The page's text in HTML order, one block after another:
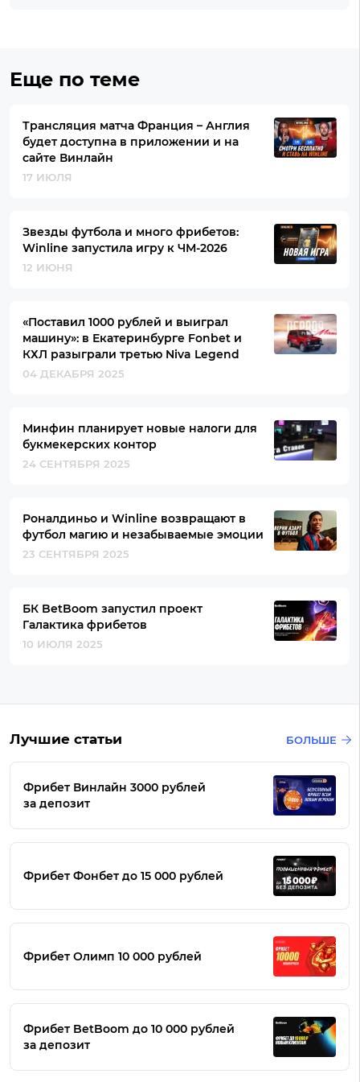
Еще по теме
Трансляция матча Франция – Англия
будет доступна в приложении и на
сайте Винлайн
17 ИЮЛЯ
Звезды футбола и много фрибетов:
Winline запустила игру к ЧМ-2026
12 ИЮНЯ
«Поставил 1000 рублей и выиграл
машину»: в Екатеринбурге Fonbet и
КХЛ разыграли третью Niva Legend
04 ДЕКАБРЯ 2025
Минфин планирует новые налоги для
букмекерских контор
24 СЕНТЯБРЯ 2025
Роналдиньо и Winline возвращают в
футбол магию и незабываемые эмоции
23 СЕНТЯБРЯ 2025
БК BetBoom запустил проект
Галактика фрибетов
10 ИЮЛЯ 2025
Лучшие статьи БОЛЬШЕ
Фрибет Винлайн 3000 рублей
за депозит
Фрибет Фонбет до 15 000 рублей
Фрибет Олимп 10 000 рублей
Фрибет BetBoom до 10 000 рублей
за депозит